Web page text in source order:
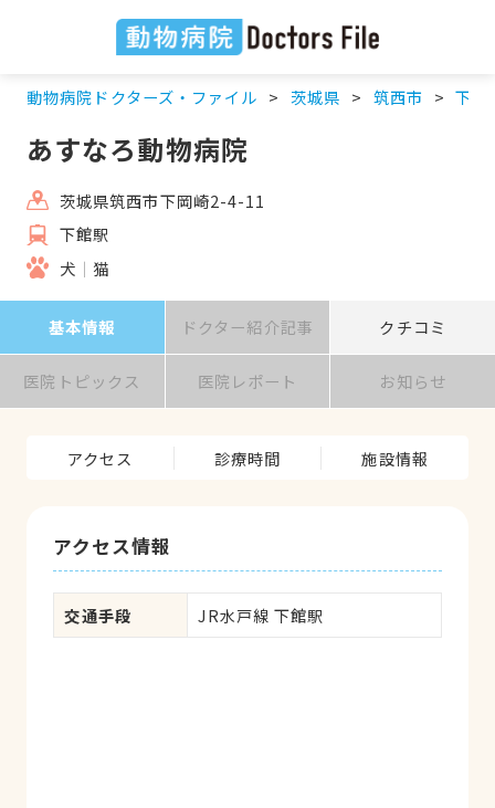
動物病院ドクターズ・ファイル 茨城県 筑西市 下館
あすなろ動物病院
茨城県筑西市下岡崎2-4-11
下館駅
犬
猫
基本情報 ドクター紹介記事 クチコミ
医院トピックス 医院レポート お知らせ
アクセス 診療時間 施設情報
アクセス情報
交通手段 JR水戸線 下館駅